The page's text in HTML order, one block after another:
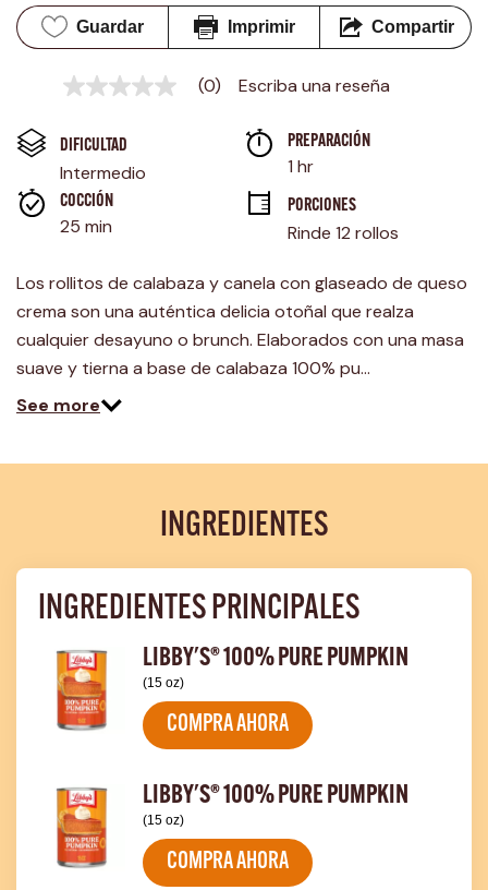
Guardar Imprimir Compartir
Sin
en
la
misma
página.
(0) Escriba una reseña
DIFICULTAD
Intermedio
PREPARACIÓN
1 hr
COCCIÓN
25 min
PORCIONES
Rinde 12 rollos
Los rollitos de calabaza y canela con glaseado de queso
crema son una auténtica delicia otoñal que realza
cualquier desayuno o brunch. Elaborados con una masa
suave y tierna a base de calabaza 100% pu…
See more
INGREDIENTES
INGREDIENTES PRINCIPALES
LIBBY'S® 100% PURE PUMPKIN
(15 oz)
COMPRA AHORA
LIBBY'S® 100% PURE PUMPKIN
(15 oz)
COMPRA AHORA